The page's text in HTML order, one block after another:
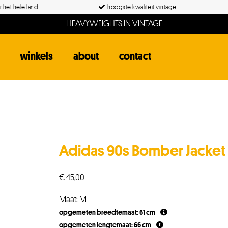
het hele land hoogste kwaliteit vintage
HEAVYWEIGHTS IN VINTAGE
winkels about contact
Adidas 90s Bomber Jacket
€45,00
Maat: M
opgemeten breedtemaat: 61 cm
opgemeten lengtemaat: 66 cm